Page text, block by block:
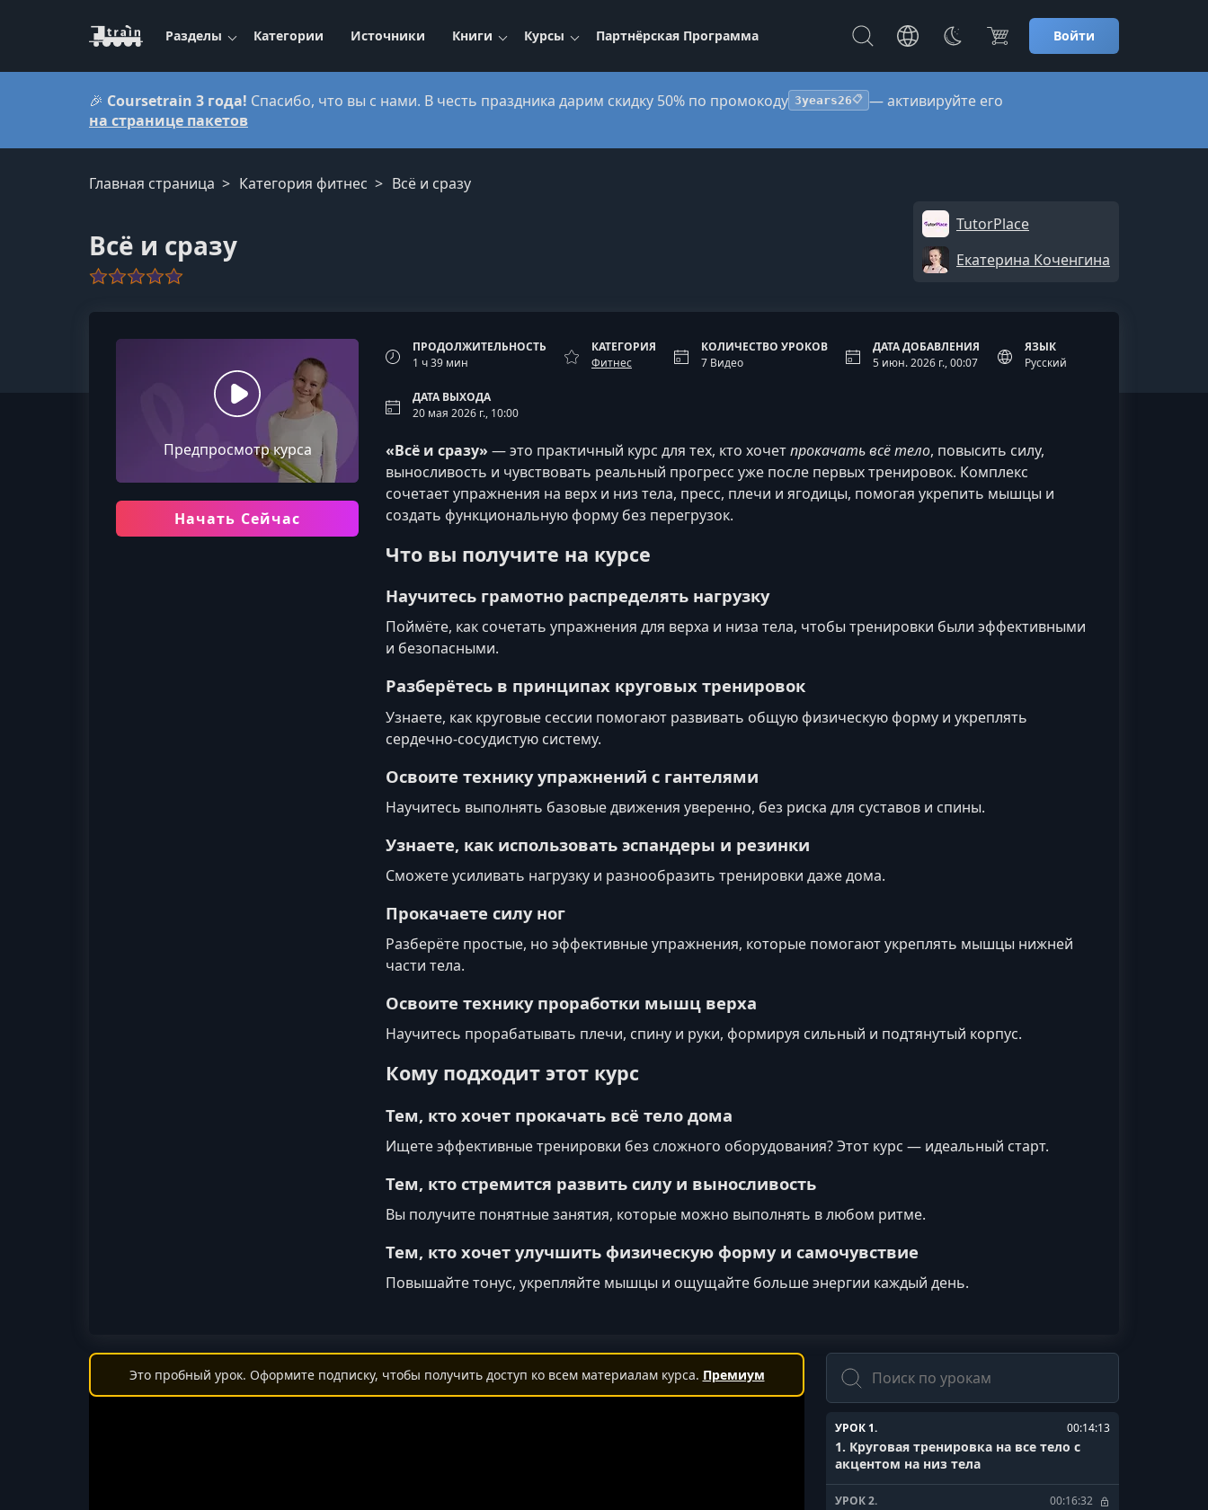
Разделы Категории Источники Книги Курсы Партнёрская Программа Войти
🎉 Coursetrain 3 года! Спасибо, что вы с нами. В честь праздника дарим скидку 50% по промокоду 3years26📋 — активируйте его
на странице пакетов
Главная страница Категория фитнес Всё и сразу
Всё и сразу
TutorPlace
Екатерина Коченгина
Предпросмотр курса
Начать Сейчас
ПРОДОЛЖИТЕЛЬНОСТЬ
1 ч 39 мин
КАТЕГОРИЯ
Фитнес
КОЛИЧЕСТВО УРОКОВ
7 Видео
ДАТА ДОБАВЛЕНИЯ
5 июн. 2026 г., 00:07
ЯЗЫК
Русский
ДАТА ВЫХОДА
20 мая 2026 г., 10:00
«Всё и сразу» — это практичный курс для тех, кто хочетпрокачать всё тело, повысить силу,
выносливость и чувствовать реальный прогресс уже после первых тренировок. Комплекс
сочетает упражнения на верх и низ тела, пресс, плечи и ягодицы, помогая укрепить мышцы и
создать функциональную форму без перегрузок.
Что вы получите на курсе
Научитесь грамотно распределять нагрузку
Поймёте, как сочетать упражнения для верха и низа тела, чтобы тренировки были эффективными
и безопасными.
Разберётесь в принципах круговых тренировок
Узнаете, как круговые сессии помогают развивать общую физическую форму и укреплять
сердечно‑сосудистую систему.
Освоите технику упражнений с гантелями
Научитесь выполнять базовые движения уверенно, без риска для суставов и спины.
Узнаете, как использовать эспандеры и резинки
Сможете усиливать нагрузку и разнообразить тренировки даже дома.
Прокачаете силу ног
Разберёте простые, но эффективные упражнения, которые помогают укреплять мышцы нижней
части тела.
Освоите технику проработки мышц верха
Научитесь прорабатывать плечи, спину и руки, формируя сильный и подтянутый корпус.
Кому подходит этот курс
Тем, кто хочет прокачать всё тело дома
Ищете эффективные тренировки без сложного оборудования? Этот курс — идеальный старт.
Тем, кто стремится развить силу и выносливость
Вы получите понятные занятия, которые можно выполнять в любом ритме.
Тем, кто хочет улучшить физическую форму и самочувствие
Повышайте тонус, укрепляйте мышцы и ощущайте больше энергии каждый день.
Это пробный урок. Оформите подписку, чтобы получить доступ ко всем материалам курса. Премиум
Поиск
УРОК 1. 00:14:13
1. Круговая тренировка на все тело с
акцентом на низ тела
УРОК 2. 00:16:32